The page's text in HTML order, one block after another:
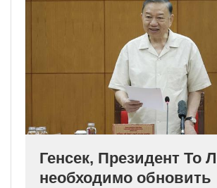
Генсек, Президент То
необходимо обновить